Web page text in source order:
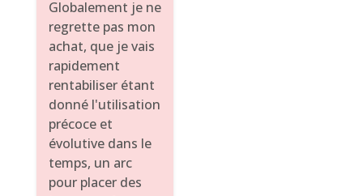
Globalement je ne
regrette pas mon
achat, que je vais
rapidement
rentabiliser étant
donné l'utilisation
précoce et
évolutive dans le
temps, un arc
pour placer des